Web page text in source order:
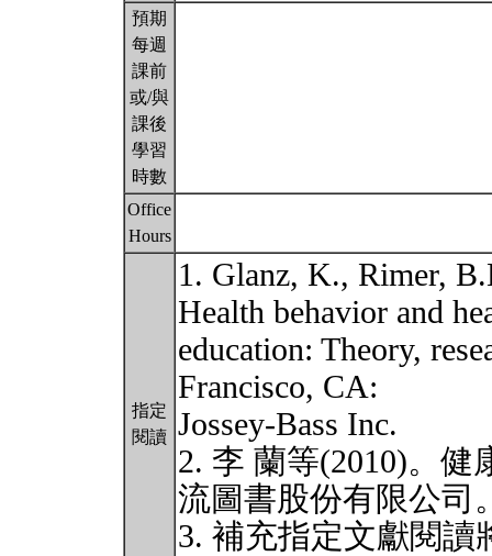
預期
每週
課前
或/與
課後
學習
時數
Office
Hours
指定
閱讀
1. Glanz, K., Rimer,
Health behavior and
education: Theory,
Francisco, CA:
Jossey-Bass Inc.
2. 李 蘭等(2010)。
流圖書股份有限公司
3. 補充指定文獻閱讀